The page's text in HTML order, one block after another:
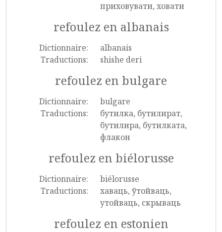
приховувати, ховати
refoulez en albanais
Dictionnaire:
albanais
Traductions:
shishe deri
refoulez en bulgare
Dictionnaire:
bulgare
Traductions:
бутилка, бутилират,
бутилира, бутилката,
флакон
refoulez en biélorusse
Dictionnaire:
biélorusse
Traductions:
хаваць, ўтойваць,
утойваць, скрываць
refoulez en estonien